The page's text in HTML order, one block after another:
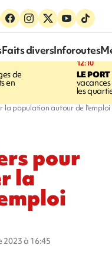
Faits diversInforoutes
de
en
12:10
LE PORT
les
la population autour de l'emploi
pour
la
2023 à 16:45